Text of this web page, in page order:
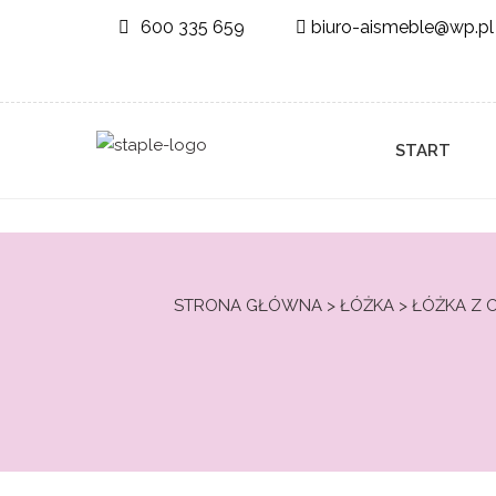
600 335 659 biuro-aismeble@wp.pl
START
STRONA GŁÓWNA > ŁÓŻKA > ŁÓŻKA Z